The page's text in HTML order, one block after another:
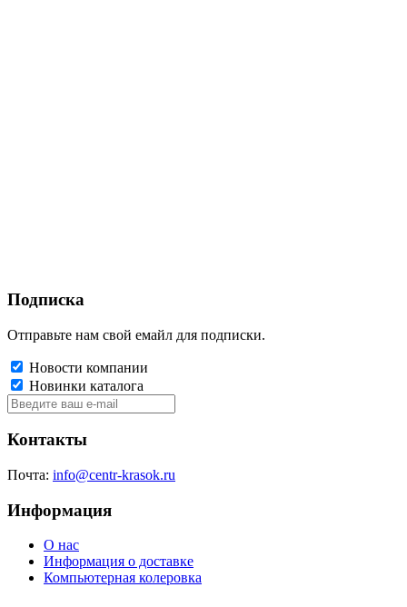
Подписка
Отправьте нам свой емайл для подписки.
Новости компании
Новинки каталога
Контакты
Почта: info@centr-krasok.ru
Информация
О нас
Информация о доставке
Компьютерная колеровка